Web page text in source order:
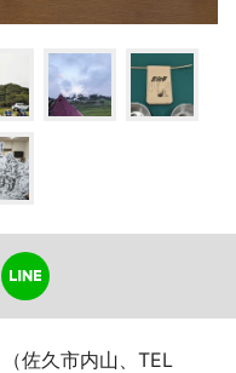
佐久市内山、TEL